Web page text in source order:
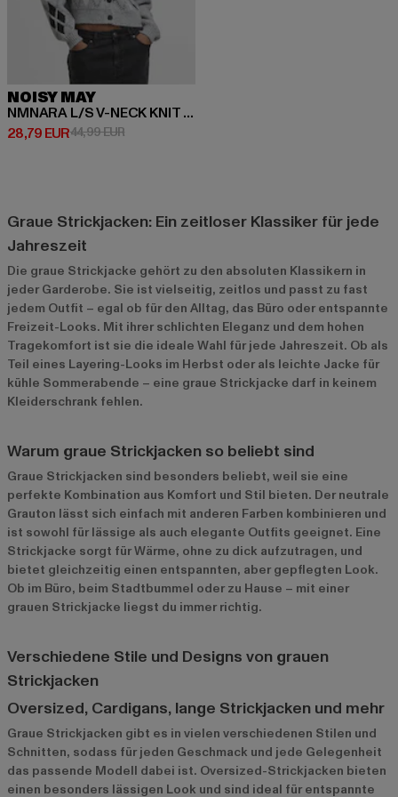
NOISY MAY
NMNARA L/S V-NECK KNIT CARDIGAN FWD DD
28,79 EUR
Derzeitiger Preis: 28,79 EUR
44,99 EURAktionspreis: 44,99 EUR
Graue Strickjacken: Ein zeitloser Klassiker für jede
Jahreszeit
Die graue Strickjacke gehört zu den absoluten Klassikern in
jeder Garderobe. Sie ist vielseitig, zeitlos und passt zu fast
jedem Outfit – egal ob für den Alltag, das Büro oder entspannte
Freizeit-Looks. Mit ihrer schlichten Eleganz und dem hohen
Tragekomfort ist sie die ideale Wahl für jede Jahreszeit. Ob als
Teil eines Layering-Looks im Herbst oder als leichte Jacke für
kühle Sommerabende – eine graue Strickjacke darf in keinem
Kleiderschrank fehlen.
Warum graue Strickjacken so beliebt sind
Graue Strickjacken sind besonders beliebt, weil sie eine
perfekte Kombination aus Komfort und Stil bieten. Der neutrale
Grauton lässt sich einfach mit anderen Farben kombinieren und
ist sowohl für lässige als auch elegante Outfits geeignet. Eine
Strickjacke sorgt für Wärme, ohne zu dick aufzutragen, und
bietet gleichzeitig einen entspannten, aber gepflegten Look.
Ob im Büro, beim Stadtbummel oder zu Hause – mit einer
grauen Strickjacke liegst du immer richtig.
Verschiedene Stile und Designs von grauen
Strickjacken
Oversized, Cardigans, lange Strickjacken und mehr
Graue Strickjacken gibt es in vielen verschiedenen Stilen und
Schnitten, sodass für jeden Geschmack und jede Gelegenheit
das passende Modell dabei ist. Oversized-Strickjacken bieten
einen besonders lässigen Look und sind ideal für entspannte